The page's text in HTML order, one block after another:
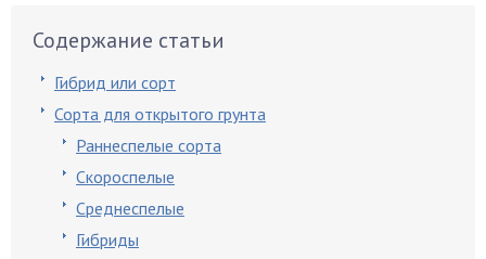
Содержание статьи
Гибрид или сорт
Сорта для открытого грунта
Раннеспелые сорта
Скороспелые
Среднеспелые
Гибриды